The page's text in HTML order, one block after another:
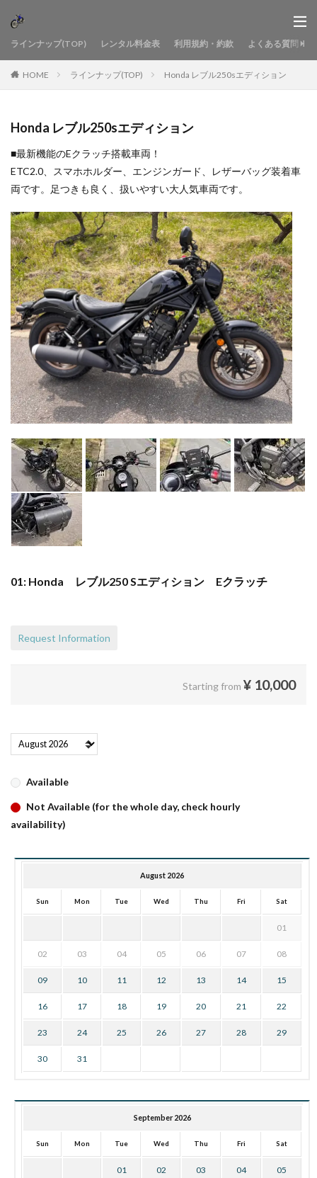
ラインナップ(TOP) レンタル料金表 利用規約・約款 よくある質問
HOME ラインナップ(TOP) Honda レブル250sエディション
Honda レブル250sエディション
■最新機能のEクラッチ搭載車両！
ETC2.0、スマホホルダー、エンジンガード、レザーバッグ装着車
両です。足つきも良く、扱いやすい大人気車両です。
01: Honda レブル250 Sエディション Eクラッチ
Request Information
Starting from ¥ 10,000
Available
Not Available (for the whole day, check hourly
availability)
August 2026
Sun Mon Tue Wed Thu Fri Sat
01
02 03 04 05 06 07 08
09 10 11 12 13 14 15
16 17 18 19 20 21 22
23 24 25 26 27 28 29
30 31
September 2026
Sun Mon Tue Wed Thu Fri Sat
01 02 03 04 05